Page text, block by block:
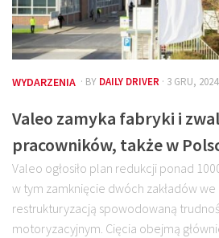
WYDARZENIA · BY DAILY DRIVER · 3 GRU, 2024
Valeo zamyka fabryki i
pracowników, także w
Valeo ogłosiło plan redukcji ponad
w tym zamknięcie dwóch zakładów we
restrukturyzacją spowodowaną
motoryzacyjnym. Cięcia obejmą